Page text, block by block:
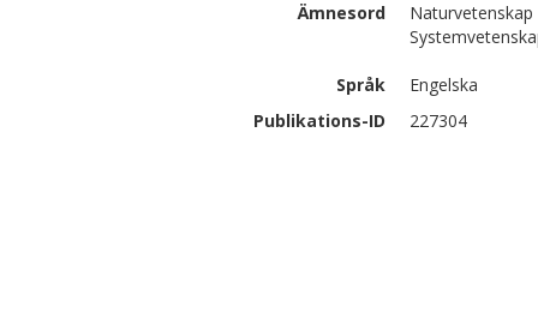
Ämnesord
Språk
Engelska
Publikations-ID
227304